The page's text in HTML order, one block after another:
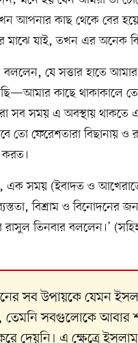
আপনার কাছ থেকে বের হয়ে
মাঝে যাই, তখন এর অনেক
যে সত্তার হাতে
কাছে থাকাকালে
সব সময় এ অবস্থায় থাকতে
তো ফেরেশতারা বিছানায় ও
করত।
এক সময় (ইবাদত ও
বিশ্রাম ও বিনোদনের
রাসুল তিনবার বললেন।’
সব উপায়কে যেমন
তেমনি সবগুলোকে আবার
দেয়নি। এ ক্ষেত্রে